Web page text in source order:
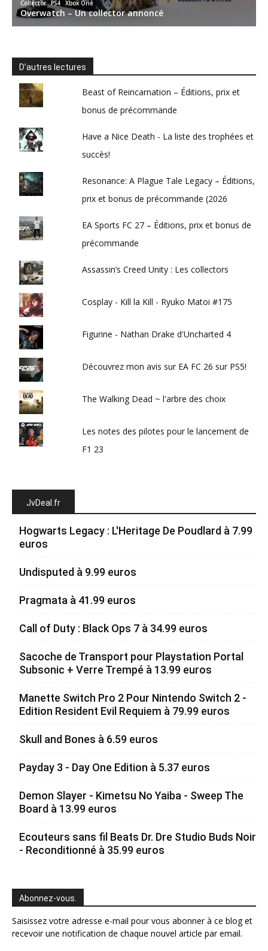
D’autres lectures
Beast of Reincarnation – Éditions, prix et
bonus de précommande
Have a Nice Death - La liste des trophées et
succès!
Resonance: A Plague Tale Legacy – Éditions,
prix et bonus de précommande (2026
EA Sports FC 27 – Éditions, prix et bonus de
précommande
Assassin’s Creed Unity : Les collectors
Cosplay - Kill la Kill - Ryuko Matoi #175
Figurine - Nathan Drake d'Uncharted 4
Découvrez mon avis sur EA FC 26 sur PS5!
The Walking Dead ~ l'arbre des choix
Les notes des pilotes pour le lancement de
F1 23
JvDeal.fr
Hogwarts Legacy : L'Heritage De Poudlard à 7.99
euros
Undisputed à 9.99 euros
Pragmata à 41.99 euros
Call of Duty : Black Ops 7 à 34.99 euros
Sacoche de Transport pour Playstation Portal
Subsonic + Verre Trempé à 13.99 euros
Manette Switch Pro 2 Pour Nintendo Switch 2 -
Edition Resident Evil Requiem à 79.99 euros
Skull and Bones à 6.59 euros
Payday 3 - Day One Edition à 5.37 euros
Demon Slayer - Kimetsu No Yaiba - Sweep The
Board à 13.99 euros
Ecouteurs sans fil Beats Dr. Dre Studio Buds Noir
- Reconditionné à 35.99 euros
Abonnez-vous.
Saisissez votre adresse e-mail pour vous abonner à ce blog et
recevoir une notification de chaque nouvel article par email.